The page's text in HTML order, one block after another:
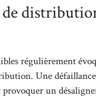
régulièrement
Une
un